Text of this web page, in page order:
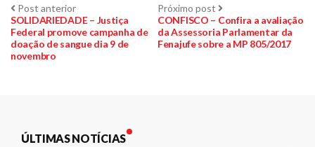
Navegação
de
Post
Post anteriorPost
anterior:
SOLIDARIEDADE – Justiça
Federal promove campanha de
doação de sangue dia 9 de
novembro
Próximo post Próximo
post:
CONFISCO – Confira a avaliação
da Assessoria Parlamentar da
Fenajufe sobre a MP 805/2017
ÚLTIMAS NOTÍCIAS